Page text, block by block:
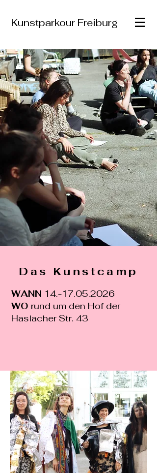
Kunstparkour Freiburg
Das Kunstcamp
WANN 14.-17.05.2026
WO rund um den Hof der
Haslacher Str. 43